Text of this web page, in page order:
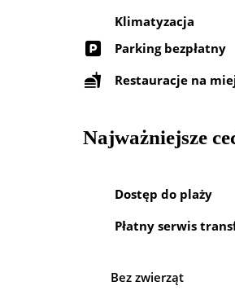
Klimatyzacja
Parking bezpłatny
Restauracje na
Najważniejsze
Dostęp do plaży
Płatny serwis
Bez zwierząt